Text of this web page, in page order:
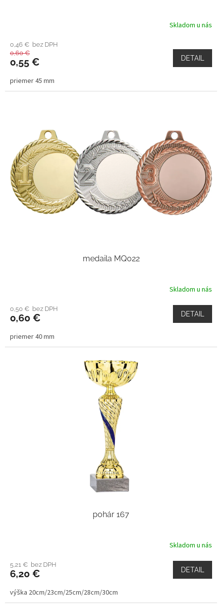
Skladom u nás
0,46 € bez DPH
0,60 €
0,55 € DETAIL
priemer 45 mm
medaila MQ022
Skladom u nás
0,50 € bez DPH
0,60 € DETAIL
priemer 40 mm
pohár 167
Skladom u nás
5,21 € bez DPH
6,20 € DETAIL
výška 20cm/23cm/25cm/28cm/30cm